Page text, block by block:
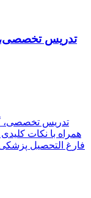
تدریس
تدریس تخصصی،
همراه با نکات
فارغ التحصیل